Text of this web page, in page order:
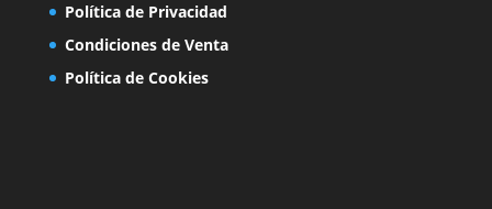
Política de Privacidad
Condiciones de Venta
Política de Cookies